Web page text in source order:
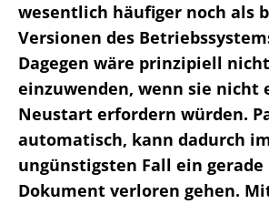
wesentlich häufiger noch als
Versionen des
Dagegen wäre prinzipiell
einzuwenden, wenn sie nicht
Neustart erfordern würden.
automatisch, kann dadurch
ungünstigsten Fall ein
Dokument verloren gehen.